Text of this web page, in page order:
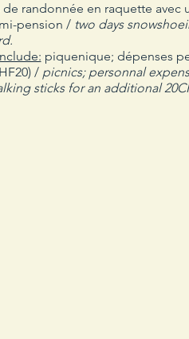
de randonnée en raquette
pension / two days
piquenique; dépenses
/picnics; personnal
sticks for an additional